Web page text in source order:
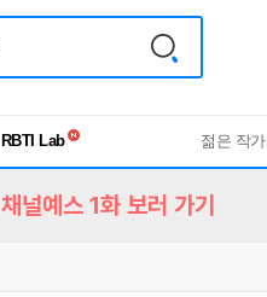
독서유형검사
젊은 작가
채널예스 1화 보러 가기